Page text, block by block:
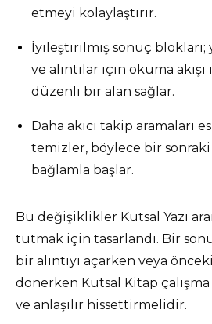
etmeyi kolaylaştırır.
İyileştirilmiş sonuç blokları;
ve alıntılar için okuma
düzenli bir alan sağlar.
Daha akıcı takip aramaları
temizler, böylece bir
bağlamla başlar.
Bu değişiklikler Kutsal Yazı
tutmak için tasarlandı. Bir
bir alıntıyı açarken veya
dönerken Kutsal Kitap çalışma
ve anlaşılır hissettirmelidir.